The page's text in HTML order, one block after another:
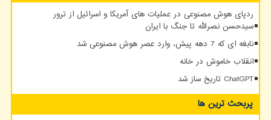
ردپای هوش مصنوعی در عملیات های آمریکا و اسرائیل از ترور
سیدحسن نصرالله تا جنگ با ایران
نابغه ای که 7 دهه پیش، وارد عصر هوش مصنوعی شد
انقلاب خاموش در خانه
ChatGPT تاریخ ساز شد
پربحث ترین ها